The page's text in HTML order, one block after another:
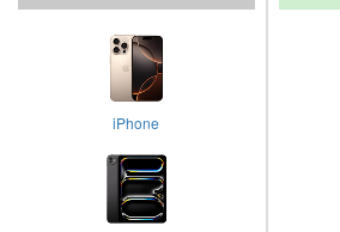
iPhone